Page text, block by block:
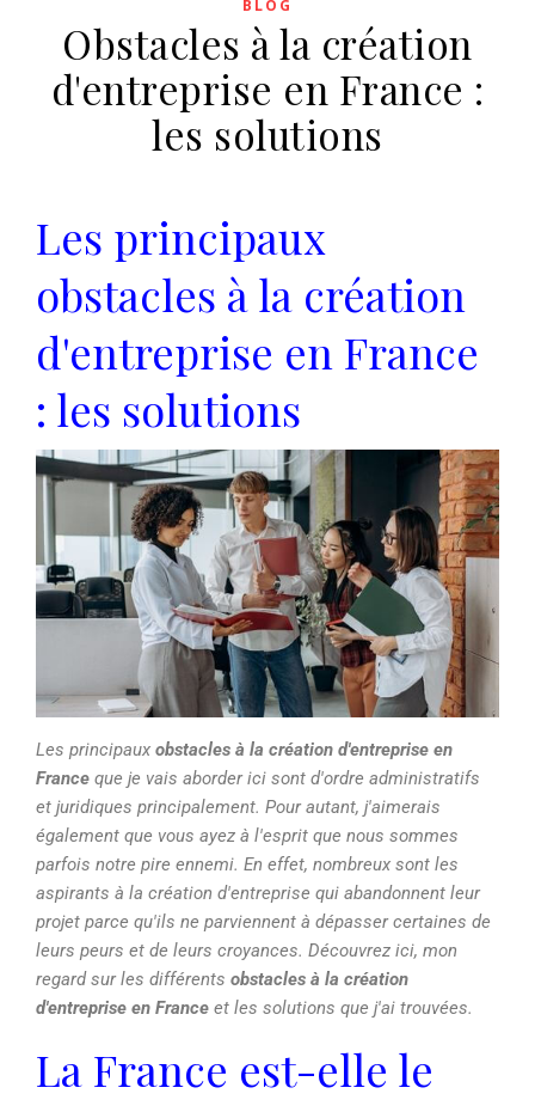
BLOG
Obstacles à la création
d'entreprise en France :
les solutions
Les principaux
obstacles à la création
d'entreprise en France
: les solutions
Les principaux obstacles à la création d'entreprise en
France que je vais aborder ici sont d'ordre administratifs
et juridiques principalement. Pour autant, j'aimerais
également que vous ayez à l'esprit que nous sommes
parfois notre pire ennemi. En effet, nombreux sont les
aspirants à la création d'entreprise qui abandonnent leur
projet parce qu'ils ne parviennent à dépasser certaines de
leurs peurs et de leurs croyances. Découvrez ici, mon
regard sur les différents obstacles à la création
d'entreprise en France et les solutions que j'ai trouvées.
La France est-elle le